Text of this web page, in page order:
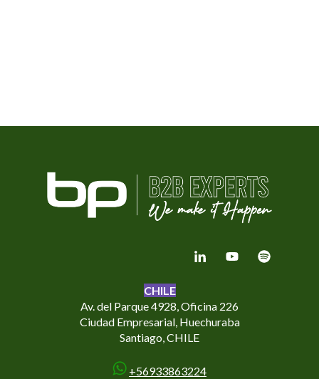
CHILE
Av. del Parque 4928, Oficina 226
Ciudad Empresarial, Huechuraba
Santiago, CHILE
+56933863224